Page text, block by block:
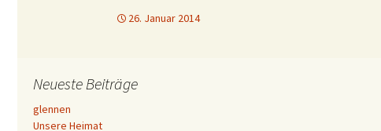
26. Januar 2014
Neueste Beiträge
glennen
Unsere Heimat